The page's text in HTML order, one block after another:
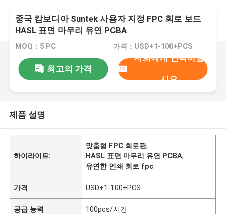
중국 캄보디아 Suntek 사용자 지정 FPC 회로 보드
HASL 표면 마무리 유연 PCBA
MOQ：5 PC 가격：USD+1-100+PCS
최고의 가격
저희에게 연락하십
시오
제품 설명
하이라이트:
맞춤형 FPC 회로판,
HASL 표면 마무리 유연 PCBA,
유연한 인쇄 회로 fpc
가격 USD+1-100+PCS
공급 능력 100pcs/시간